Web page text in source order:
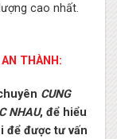
cao nhất.
THÀNH:
CUNG
NHAU, để hiểu
để được tư vấn